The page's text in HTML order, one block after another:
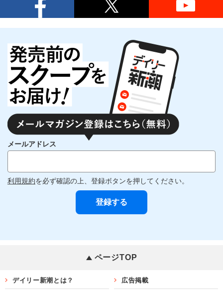
メールアドレス
利用規約を必ず確認の上、登録ボタンを押してください。
ページTOP
デイリー新潮とは？ 広告掲載